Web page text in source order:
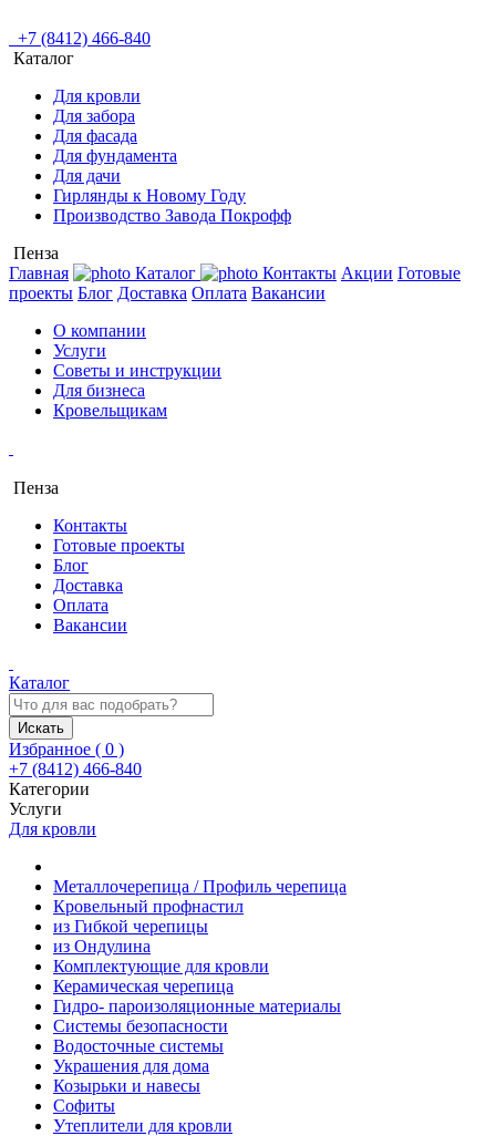
+7 (8412) 466-840
Каталог
Для кровли
Для забора
Для фасада
Для фундамента
Для дачи
Гирлянды к Новому Году
Производство Завода Покрофф
Пенза
Главная
Каталог Контакты Акции Готовые
проекты Блог Доставка Оплата Вакансии
О компании
Услуги
Советы и инструкции
Для бизнеса
Кровельщикам
Пенза
Контакты
Готовые проекты
Блог
Доставка
Оплата
Вакансии
Каталог
Искать
Избранное ( 0 )
+7 (8412) 466-840
Категории
Услуги
Для кровли
Металлочерепица / Профиль черепица
Кровельный профнастил
из Гибкой черепицы
из Ондулина
Комплектующие для кровли
Керамическая черепица
Гидро- пароизоляционные материалы
Системы безопасности
Водосточные системы
Украшения для дома
Козырьки и навесы
Софиты
Утеплители для кровли